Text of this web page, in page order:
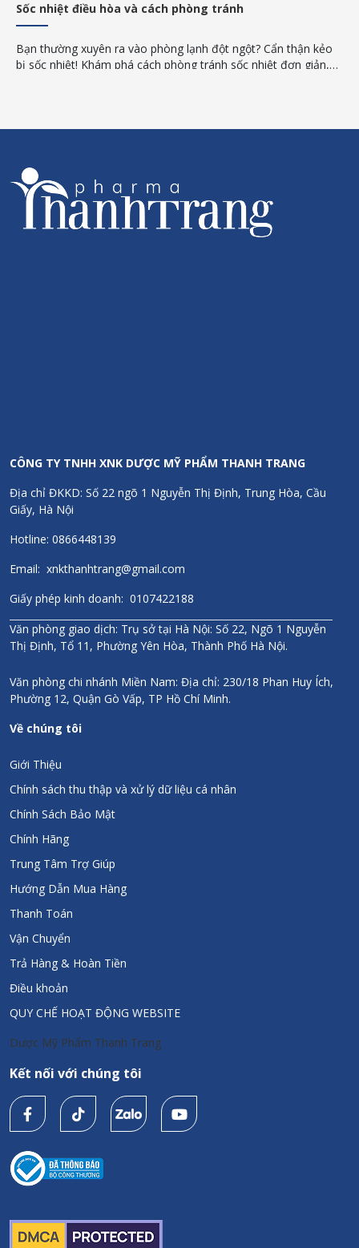
Sốc nhiệt điều hòa và cách phòng tránh
Bạn thường xuyên ra vào phòng lạnh đột ngột? Cẩn thận kẻo
bị sốc nhiệt! Khám phá cách phòng tránh sốc nhiệt đơn giản,
CÔNG TY TNHH XNK DƯỢC MỸ PHẨM THANH TRANG
Địa chỉ ĐKKD: Số 22 ngõ 1 Nguyễn Thị Định, Trung Hòa, Cầu
Giấy, Hà Nội
Hotline: 0866448139
Email: xnkthanhtrang@gmail.com
Giấy phép kinh doanh: 0107422188
Văn phòng giao dịch: Trụ sở tại Hà Nội: Số 22, Ngõ 1 Nguyễn
Thị Định, Tổ 11, Phường Yên Hòa, Thành Phố Hà Nội.
Văn phòng chi nhánh Miền Nam: Địa chỉ: 230/18 Phan Huy Ích,
Phường 12, Quận Gò Vấp, TP Hồ Chí Minh.
Về chúng tôi
Giới Thiệu
Chính sách thu thập và xử lý dữ liệu cá nhân
Chính Sách Bảo Mật
Chính Hãng
Trung Tâm Trợ Giúp
Hướng Dẫn Mua Hàng
Thanh Toán
Vận Chuyển
Trả Hàng & Hoàn Tiền
Điều khoản
QUY CHẾ HOẠT ĐỘNG WEBSITE
Dược Mỹ Phẩm Thanh Trang
Kết nối với chúng tôi